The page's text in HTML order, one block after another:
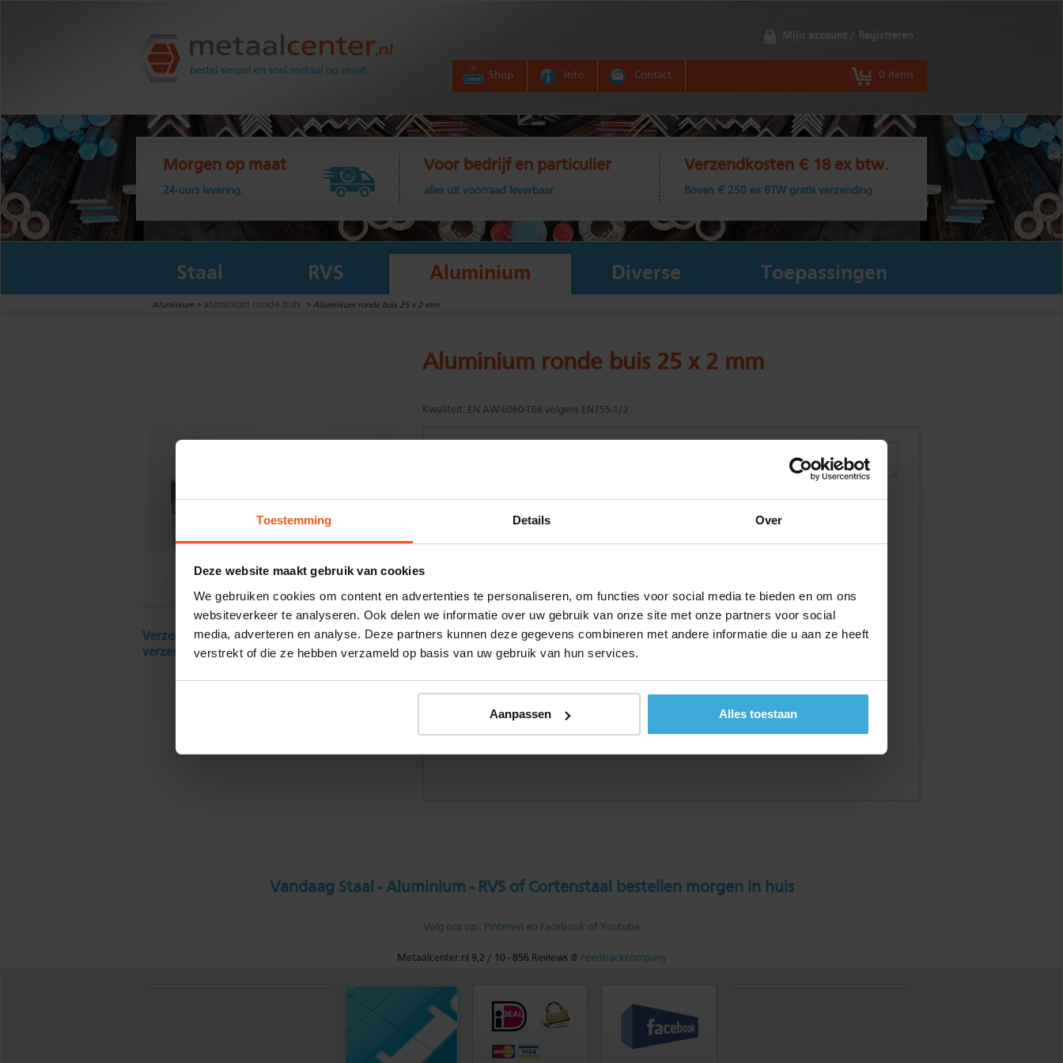
Toestemming Details Over
Deze website maakt gebruik van cookies
We gebruiken cookies om content en advertenties te personaliseren, om functies voor social media te bieden en om ons
websiteverkeer te analyseren. Ook delen we informatie over uw gebruik van onze site met onze partners voor social
media, adverteren en analyse. Deze partners kunnen deze gegevens combineren met andere informatie die u aan ze heeft
verstrekt of die ze hebben verzameld op basis van uw gebruik van hun services.
Aanpassen Alles toestaan
Metaalcenter.nl
bestel simpel en snel metaal op maat
Mijn account / Registreren
Shop Info Contact 0 items
Morgen op maat
24-uurs levering.
Voor bedrijf en particulier
alles uit voorraad leverbaar.
Verzendkosten € 18 ex btw.
Boven € 250 ex BTW gratis verzending
Staal RVS Aluminium Diverse Toepassingen
Aluminium > aluminium ronde buis > Aluminium ronde buis 25 x 2 mm
Verzendkosten € 18 excl. BTW, gratis
verzending vanaf € 250 excl. BTW
Aluminium ronde buis 25 x 2 mm
Kwaliteit: EN AW-6060-T66 volgens EN755-1/2
Gewenste
mm
Materiaalkosten
0,00
Alle bedragen zijn excl. 21% BTW
Vandaag Staal - Aluminium - RVS of Cortenstaal bestellen morgen in huis
Volg ons op : Pinterest en Facebook of Youtube
Metaalcenter.nl 9,2 / 10 -856 Reviews @ Feedbackcompany